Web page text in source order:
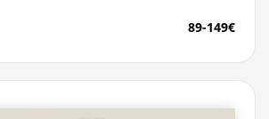
89-149€